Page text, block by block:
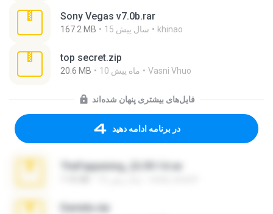
Sony Vegas v7.0b.rar
167.2 MB 15 سال پیش khinao
top secret.zip
20.6 MB 10 ماه پیش Vasni Vhuo
فایل‌های بیشتری پنهان شده‌اند
در برنامه ادامه دهید
TheFappening_22.09.14.rar
Daniela.zip